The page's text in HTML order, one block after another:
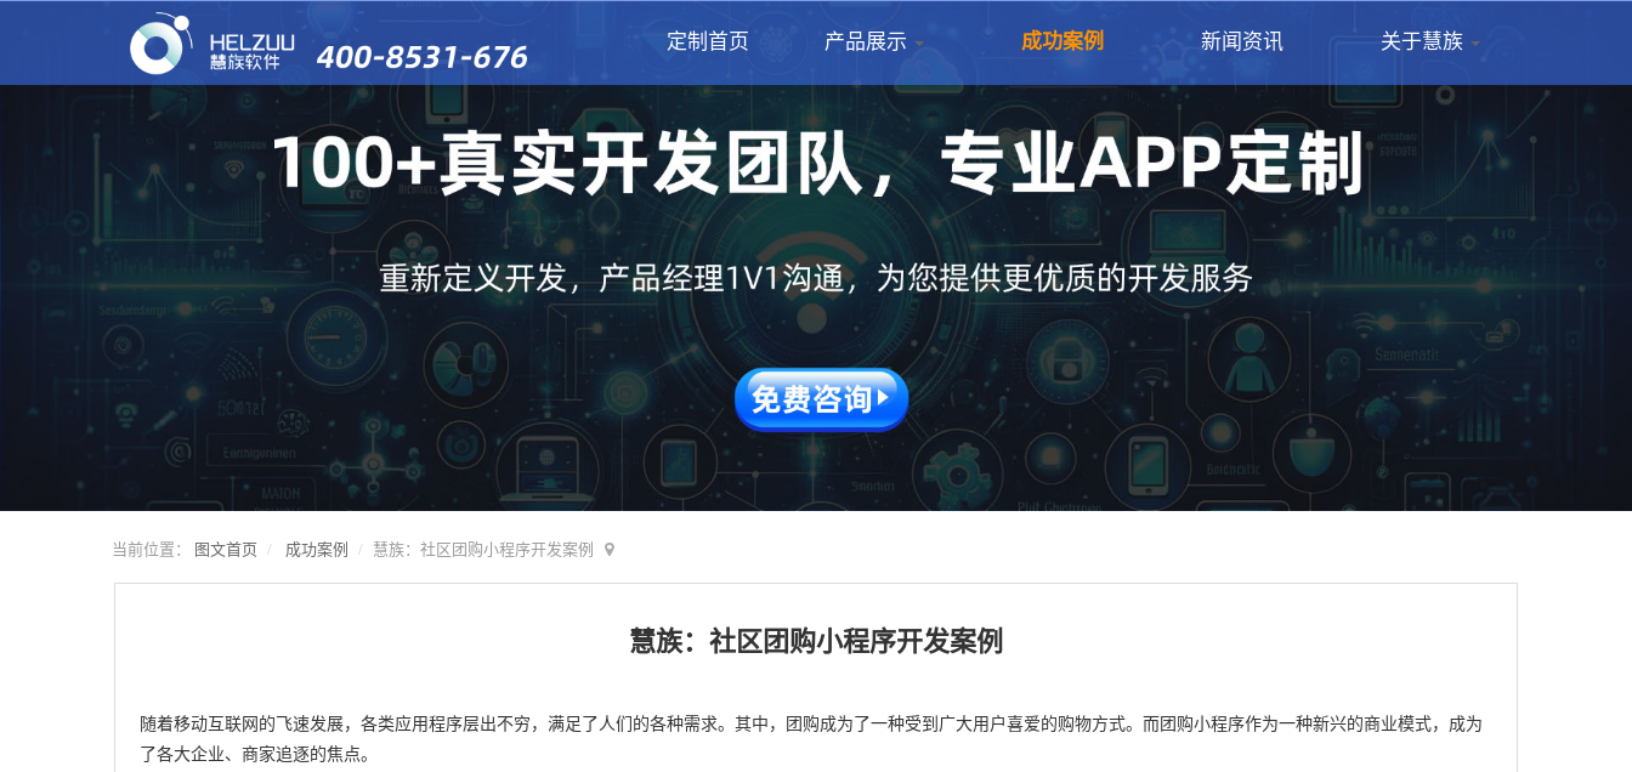
定制首页 产品展示 成功案例 新闻资讯 关于慧族
当前位置： 图文首页 成功案例 慧族：社区团购小程序开发案例
慧族：社区团购小程序开发案例
随着移动互联网的飞速发展，各类应用程序层出不穷，满足了人们的各种需求。其中，团购成为了一种受到广大用户喜爱的购物方式。而团购小程序作为一种新兴的商业模式，成为
了各大企业、商家追逐的焦点。